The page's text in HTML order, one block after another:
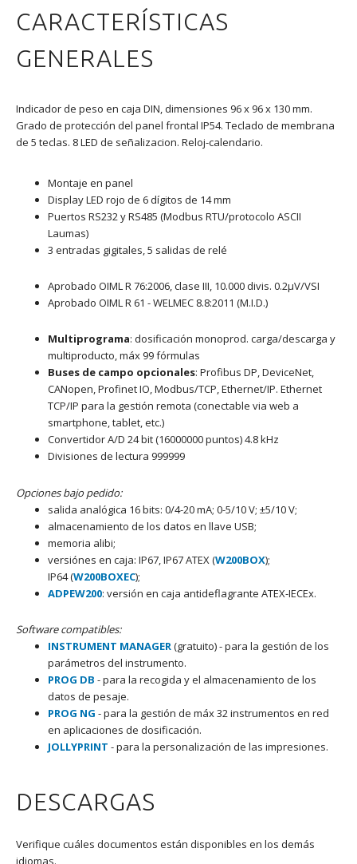
CARACTERÍSTICAS
GENERALES
Indicador de peso en caja DIN, dimensiones 96 x 96 x 130 mm.
Grado de protección del panel frontal IP54. Teclado de membrana
de 5 teclas. 8 LED de señalizacion. Reloj-calendario.
Montaje en panel
Display LED rojo de 6 dígitos de 14 mm
Puertos RS232 y RS485 (Modbus RTU/protocolo ASCII
Laumas)
3 entradas gigitales, 5 salidas de relé
Aprobado OIML R 76:2006, clase III, 10.000 divis. 0.2μV/VSI
Aprobado OIML R 61 - WELMEC 8.8:2011 (M.I.D.)
Multiprograma: dosificación monoprod. carga/descarga y
multiproducto, máx 99 fórmulas
Buses de campo opcionales: Profibus DP, DeviceNet,
CANopen, Profinet IO, Modbus/TCP, Ethernet/IP. Ethernet
TCP/IP para la gestión remota (conectable via web a
smartphone, tablet, etc.)
Convertidor A/D 24 bit (16000000 puntos) 4.8 kHz
Divisiones de lectura 999999
Opciones bajo pedido:
salida analógica 16 bits: 0/4-20 mA; 0-5/10 V; ±5/10 V;
almacenamiento de los datos en llave USB;
memoria alibi;
versiónes en caja: IP67, IP67 ATEX (W200BOX);
IP64 (W200BOXEC);
ADPEW200: versión en caja antideflagrante ATEX-IECEx.
Software compatibles:
INSTRUMENT MANAGER(gratuito) - para la gestión de los
parámetros del instrumento.
PROG DB - para la recogida y el almacenamiento de los
datos de pesaje.
PROG NG - para la gestión de máx 32 instrumentos en red
en aplicaciones de dosificación.
JOLLYPRINT - para la personalización de las impresiones.
DESCARGAS
Verifique cuáles documentos están disponibles en los demás
idiomas.